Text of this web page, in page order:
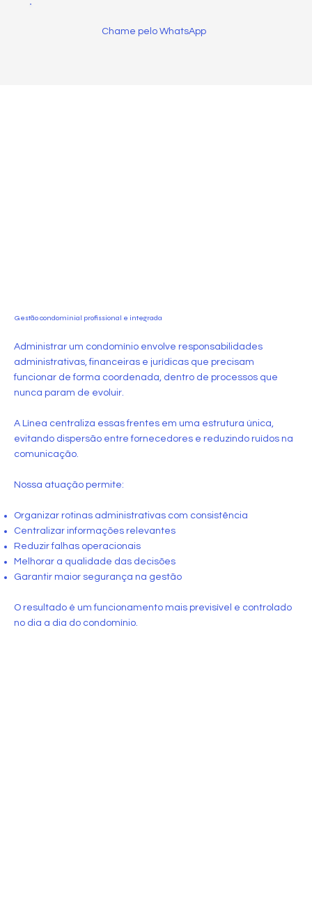
Chame pelo WhatsApp
Gestão condominial profissional e integrada
Administrar um condomínio envolve responsabilidades
administrativas, financeiras e jurídicas que precisam
funcionar de forma coordenada, dentro de processos que
nunca param de evoluir.
A Línea centraliza essas frentes em uma estrutura única,
evitando dispersão entre fornecedores e reduzindo ruídos na
comunicação.
Nossa atuação permite:
Organizar rotinas administrativas com consistência
Centralizar informações relevantes
Reduzir falhas operacionais
Melhorar a qualidade das decisões
Garantir maior segurança na gestão
O resultado é um funcionamento mais previsível e controlado
no dia a dia do condomínio.